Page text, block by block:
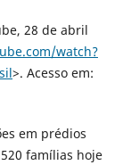
28 de abril
watch?
>. Acesso em:
em prédios
famílias hoje